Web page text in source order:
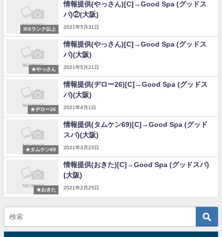
※Sランク以上
情報提供(やっさん)[C]→Good Spa (グッドス
パ)②(大阪)
2021年5月31日
★やっさん
情報提供(やっさん)[C]→Good Spa (グッドス
パ)(大阪)
2021年5月21日
★ヂロー26
情報提供(ヂロー26)[C]→Good Spa (グッドス
パ)(大阪)
2021年4月1日
★タムケン69
情報提供(タムケン69)[C]→Good Spa (グッド
スパ)(大阪)
2021年3月23日
★おきた
情報提供(おきた)[C]→Good Spa (グッドスパ)
(大阪)
2021年2月25日